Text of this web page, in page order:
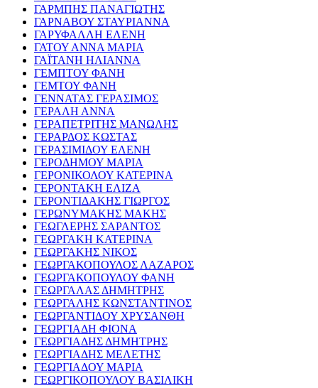
ΓΑΡΜΠΗΣ ΠΑΝΑΓΙΩΤΗΣ
ΓΑΡΝΑΒΟΥ ΣΤΑΥΡΙΑΝΝΑ
ΓΑΡΥΦΑΛΛΗ ΕΛΕΝΗ
ΓΑΤΟΥ ΑΝΝΑ ΜΑΡΙΑ
ΓΑΪΤΑΝΗ ΗΛΙΑΝΝΑ
ΓΕΜΠΤΟΥ ΦΑΝΗ
ΓΕΜΤΟΥ ΦΑΝΗ
ΓΕΝΝΑΤΑΣ ΓΕΡΑΣΙΜΟΣ
ΓΕΡΑΛΗ ΑΝΝΑ
ΓΕΡΑΠΕΤΡΙΤΗΣ ΜΑΝΩΛΗΣ
ΓΕΡΑΡΔΟΣ ΚΩΣΤΑΣ
ΓΕΡΑΣΙΜΙΔΟΥ ΕΛΕΝΗ
ΓΕΡΟΔΗΜΟΥ ΜΑΡΙΑ
ΓΕΡΟΝΙΚΟΛΟΥ ΚΑΤΕΡΙΝΑ
ΓΕΡΟΝΤΑΚΗ ΕΛΙΖΑ
ΓΕΡΟΝΤΙΔΑΚΗΣ ΓΙΩΡΓΟΣ
ΓΕΡΩΝΥΜΑΚΗΣ ΜΑΚΗΣ
ΓΕΩΓΛΕΡΗΣ ΣΑΡΑΝΤΟΣ
ΓΕΩΡΓΑΚΗ ΚΑΤΕΡΙΝΑ
ΓΕΩΡΓΑΚΗΣ ΝΙΚΟΣ
ΓΕΩΡΓΑΚΟΠΟΥΛΟΣ ΛΑΖΑΡΟΣ
ΓΕΩΡΓΑΚΟΠΟΥΛΟΥ ΦΑΝΗ
ΓΕΩΡΓΑΛΑΣ ΔΗΜΗΤΡΗΣ
ΓΕΩΡΓΑΛΗΣ ΚΩΝΣΤΑΝΤΙΝΟΣ
ΓΕΩΡΓΑΝΤΙΔΟΥ ΧΡΥΣΑΝΘΗ
ΓΕΩΡΓΙΑΔΗ ΦΙΟΝΑ
ΓΕΩΡΓΙΑΔΗΣ ΔΗΜΗΤΡΗΣ
ΓΕΩΡΓΙΑΔΗΣ ΜΕΛΕΤΗΣ
ΓΕΩΡΓΙΑΔΟΥ ΜΑΡΙΑ
ΓΕΩΡΓΙΚΟΠΟΥΛΟΥ ΒΑΣΙΛΙΚΗ